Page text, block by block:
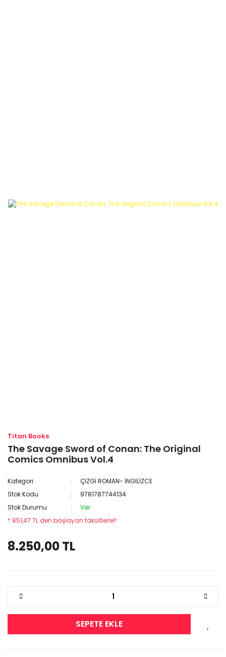
Titan Books
The Savage Sword of Conan: The Original
Comics Omnibus Vol.4
Kategori
ÇİZGİ ROMAN- İNGİLİZCE
Stok Kodu
9781787744134
Stok Durumu
Var
* 851,47 TL den başlayan taksitlerle!!
8.250,00 TL
SEPETE EKLE